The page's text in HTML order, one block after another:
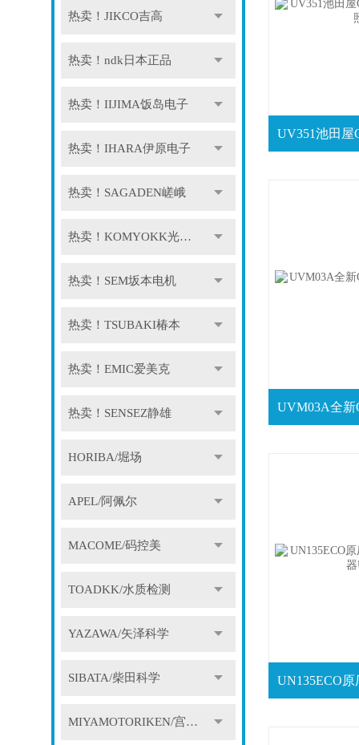
热卖！JIKCO吉高
热卖！ndk日本正品
热卖！IIJIMA饭岛电子
热卖！IHARA伊原电子
热卖！SAGADEN嵯峨
热卖！KOMYOKK光明理化
热卖！SEM坂本电机
热卖！TSUBAKI椿本
热卖！EMIC爱美克
热卖！SENSEZ静雄
HORIBA/堀场
APEL/阿佩尔
MACOME/码控美
TOADKK/水质检测
YAZAWA/矢泽科学
SIBATA/柴田科学
MIYAMOTORIKEN/宫本理研